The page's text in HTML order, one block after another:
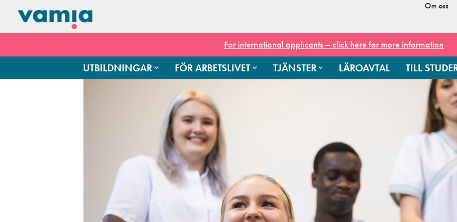
Om oss
For international applicants – click here for more information
UTBILDNINGAR FÖR ARBETSLIVET TJÄNSTER LÄROAVTAL TILL